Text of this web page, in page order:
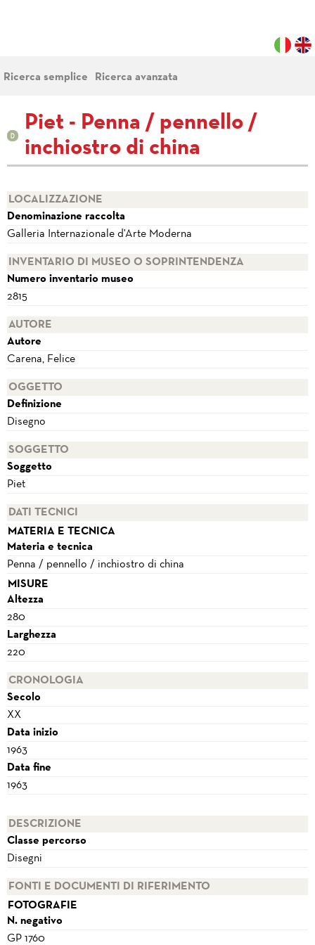
Ricerca semplice Ricerca avanzata
Piet - Penna / pennello /
inchiostro di china
LOCALIZZAZIONE
Denominazione raccolta
Galleria Internazionale d'Arte Moderna
INVENTARIO DI MUSEO O SOPRINTENDENZA
Numero inventario museo
2815
AUTORE
Autore
Carena, Felice
OGGETTO
Definizione
Disegno
SOGGETTO
Soggetto
Piet
DATI TECNICI
MATERIA E TECNICA
Materia e tecnica
Penna / pennello / inchiostro di china
MISURE
Altezza
280
Larghezza
220
CRONOLOGIA
Secolo
XX
Data inizio
1963
Data fine
1963
DESCRIZIONE
Classe percorso
Disegni
FONTI E DOCUMENTI DI RIFERIMENTO
FOTOGRAFIE
N. negativo
GP 1760